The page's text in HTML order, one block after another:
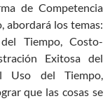
de Competencia
abordará los temas:
Tiempo, Costo-
Exitosa del
Uso del Tiempo,
que las cosas se